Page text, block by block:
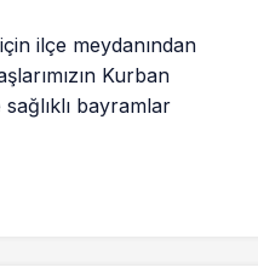
ilçe meydanından
Kurban
bayramlar